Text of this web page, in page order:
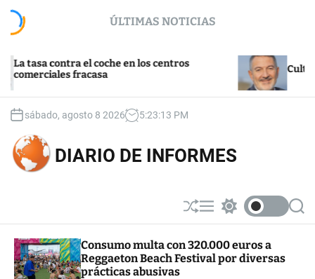
c
ÚLTIMAS NOTICIAS
contra el coche en los centros
fracasa
Cultura y
sábado, agosto 8 2026 5:23:14 PM
DIARIO DE INFORMES
S
h
ff
l
M
e
u
w
t
c
S
e
Consumo multa con 320.000 euros a
Reggaeton Beach Festival por diversas
prácticas abusivas